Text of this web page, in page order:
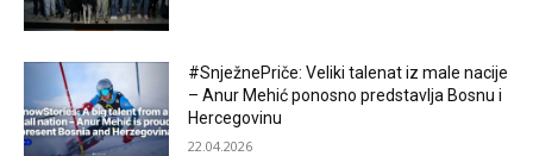
#SnježnePriče: Veliki talenat iz male nacije
– Anur Mehić ponosno predstavlja Bosnu i
Hercegovinu
22.04.2026